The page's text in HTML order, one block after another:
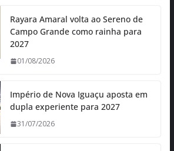
Rayara Amaral volta ao Sereno de
Campo Grande como rainha para
2027
01/08/2026
Império de Nova Iguaçu aposta em
dupla experiente para 2027
31/07/2026